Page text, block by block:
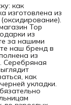
как
изготовлена из
Top
из
за нашими
наш бренд в
из
Серебряная
как
укладки.